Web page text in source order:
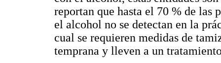
reportan que hasta el 70 % de las
el alcohol no se detectan en la
cual se requieren medidas de
temprana y lleven a un